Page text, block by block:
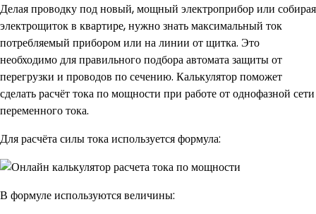
Делая проводку под новый, мощный электроприбор или собирая
электрощиток в квартире, нужно знать максимальный ток
потребляемый прибором или на линии от щитка. Это
необходимо для правильного подбора автомата защиты от
перегрузки и проводов по сечению. Калькулятор поможет
сделать расчёт тока по мощности при работе от однофазной сети
переменного тока.
Для расчёта силы тока используется формула:
В формуле используются величины: